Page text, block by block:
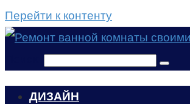
Перейти к контенту
ДИЗАЙН